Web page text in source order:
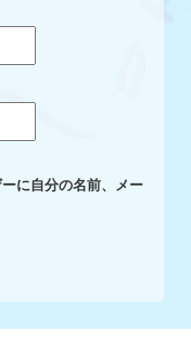
に自分の名前、メー